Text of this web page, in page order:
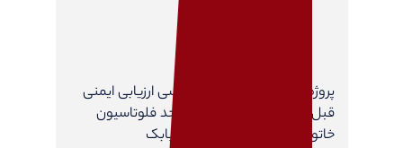
پروژه مطالعات مشاوره مهندسی ارزیابی ایمنی
قبل از راه اندازی (PSSR) در واحد فلوتاسیون
خاتون آباد - مجتمع مس شهربابک